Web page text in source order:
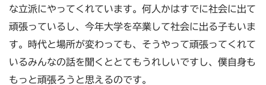
な立派にやってくれています。何人かはすでに社会に出て
頑張っているし、今年大学を卒業して社会に出る子もいま
す。時代と場所が変わっても、そうやって頑張ってくれて
いるみんなの話を聞くととてもうれしいですし、僕自身も
もっと頑張ろうと思えるのです。